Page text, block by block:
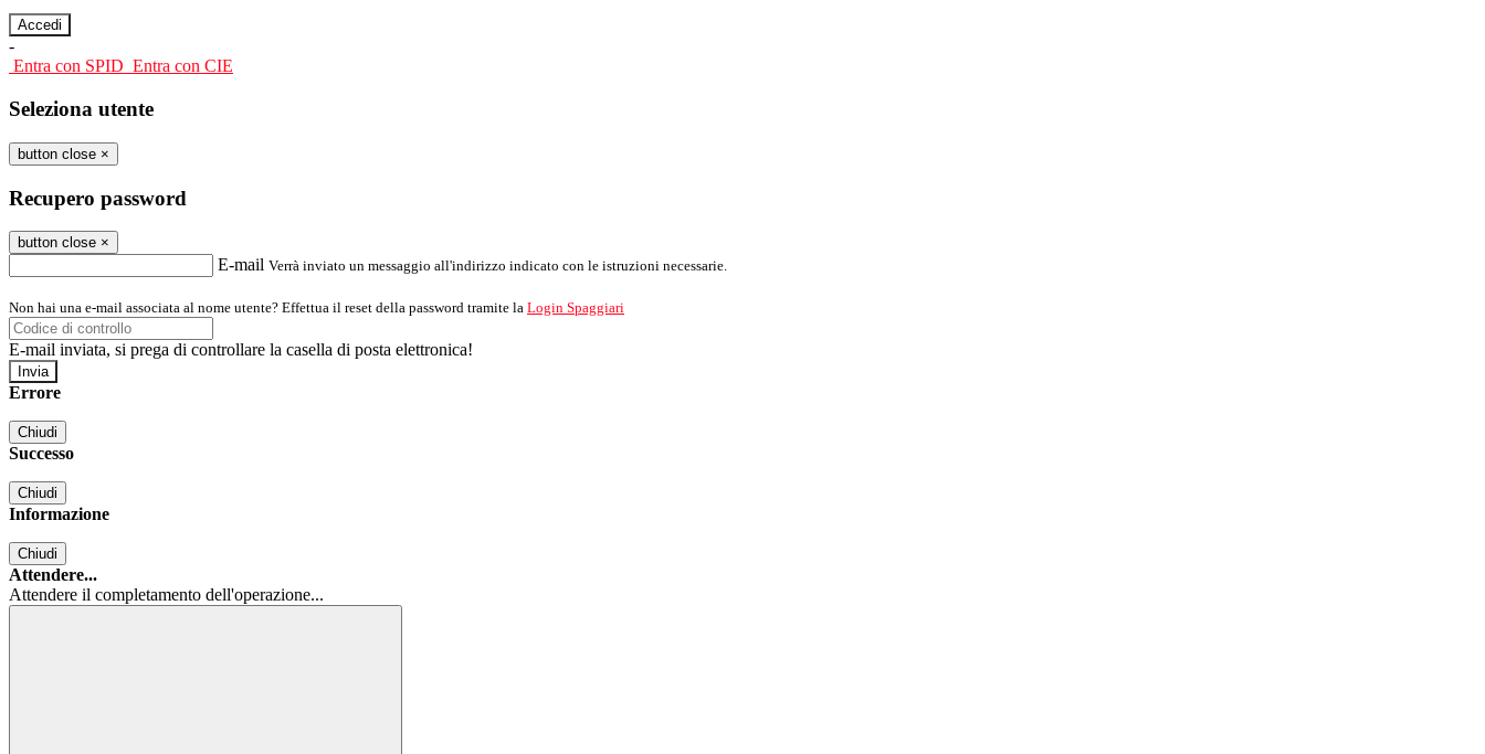
-
Entra con SPID Entra con CIE
Seleziona utente
button close ×
Recupero password
button close ×
E-mail Verrà inviato un messaggio all'indirizzo indicato con le istruzioni necessarie.
Non hai una e-mail associata al nome utente? Effettua il reset della password tramite la Login Spaggiari
E-mail inviata, si prega di controllare la casella di posta elettronica!
Errore
Chiudi
Successo
Chiudi
Informazione
Chiudi
Attendere...
Attendere il completamento dell'operazione...